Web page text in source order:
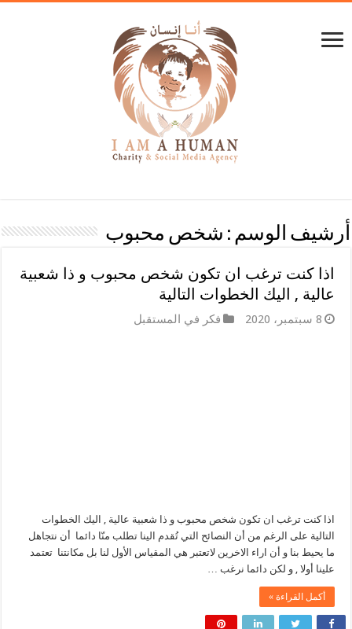
أرشيف الوسم : شخص محبوب
اذا كنت ترغب ان تكون شخص محبوب و ذا شعبية
عالية , اليك الخطوات التالية
8 سبتمبر، 2020 فكر في المستقبل
اذا كنت ترغب ان تكون شخص محبوب و ذا شعبية عالية , اليك الخطوات
التالية على الرغم من أن النصائح التي تُقدم الينا تطلب منّا دائما أن نتجاهل
ما يحيط بنا و أن اراء الاخرين لاتعتبر هي المقياس الأول لنا بل مكانتنا تعتمد
علينا أولا , و لكن دائما نرغب …
أكمل القراءة »